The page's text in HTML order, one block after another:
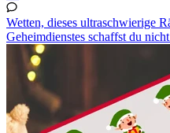
Wetten, dieses ultraschwierige
Geheimdienstes schaffst du